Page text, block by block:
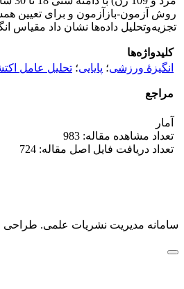
روش آزمون-بازآزمون و برای تعیین
تجزیه‌وتحلیل داده‌ها نشان داد مقیاس انگیزۀ ورزشی-6 از روایی و پایایی قابل قبولی برخوردار است و در نتیجه برای
کلیدواژه‌ها
انگیزۀ ورزشی؛ پایایی؛ تحلیل عامل
مراجع
آمار
تعداد مشاهده مقاله: 983
تعداد دریافت فایل اصل مقاله: 724
سامانه مدیریت نشریات علمی. طراحی